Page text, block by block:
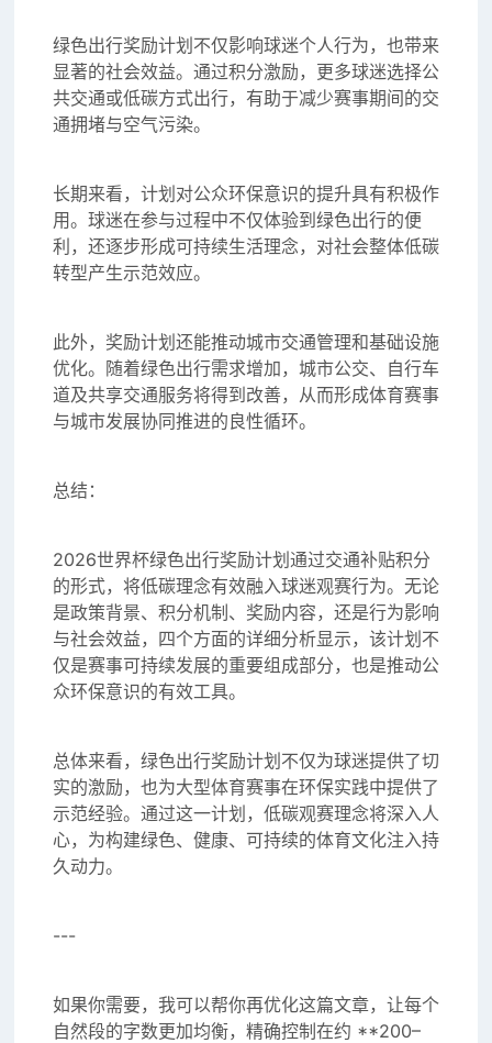
绿色出行奖励计划不仅影响球迷个人行为，也带来
显著的社会效益。通过积分激励，更多球迷选择公
共交通或低碳方式出行，有助于减少赛事期间的交
通拥堵与空气污染。
长期来看，计划对公众环保意识的提升具有积极作
用。球迷在参与过程中不仅体验到绿色出行的便
利，还逐步形成可持续生活理念，对社会整体低碳
转型产生示范效应。
此外，奖励计划还能推动城市交通管理和基础设施
优化。随着绿色出行需求增加，城市公交、自行车
道及共享交通服务将得到改善，从而形成体育赛事
与城市发展协同推进的良性循环。
总结：
2026世界杯绿色出行奖励计划通过交通补贴积分
的形式，将低碳理念有效融入球迷观赛行为。无论
是政策背景、积分机制、奖励内容，还是行为影响
与社会效益，四个方面的详细分析显示，该计划不
仅是赛事可持续发展的重要组成部分，也是推动公
众环保意识的有效工具。
总体来看，绿色出行奖励计划不仅为球迷提供了切
实的激励，也为大型体育赛事在环保实践中提供了
示范经验。通过这一计划，低碳观赛理念将深入人
心，为构建绿色、健康、可持续的体育文化注入持
久动力。
---
如果你需要，我可以帮你再优化这篇文章，让每个
自然段的字数更加均衡，精确控制在约 **200–